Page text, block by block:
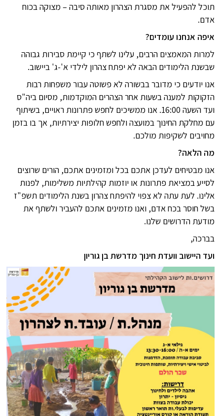
תוכל להפעיל את מסגרת הצהרון מאותה סיבה – מצוקה בכוח
אדם.
איפה אנחנו עומדים?
למרות המאמצים הרבים, עלינו לשתף כי קיימת סבירות גבוהה
שבשנת הלימודים הבאה לא יפתח צהרון לילדי א'-ג' ביישוב.
אנו יודעים כי מדובר בבשורה לא פשוטה עבור משפחות רבות
הזקוקות למענה בשעות אחר הצהרים המוקדמות, מסיום ביה"ס
ועד השעה 16:00. אנו ממשיכים לחפש פתרונות ראויים, בשיתוף
עם מחלקת החינוך במועצה ולחפש חלופות יצירתיות, אך בו בזמן
מחויבים לשקיפות מולכם.
מה הלאה?
אנו מבטיחים לעדכן אתכם בכל ומזמינים אתכם, הורים שרוצים
לסייע במציאת פתרונות או יוזמות קהילתיות משלימות, לפנות
אלינו. לעת עתה לא צפוי להיפתח צהרון בשנת הלימודים תשפ"ז
בשל חוסר בכח אדם, ואנו מזמינים אתכם להעביר ולשתף את
מודעת הדרושים שלנו.
בברכה,
ועד היישוב וועדת חינוך מדרשת בן גוריון